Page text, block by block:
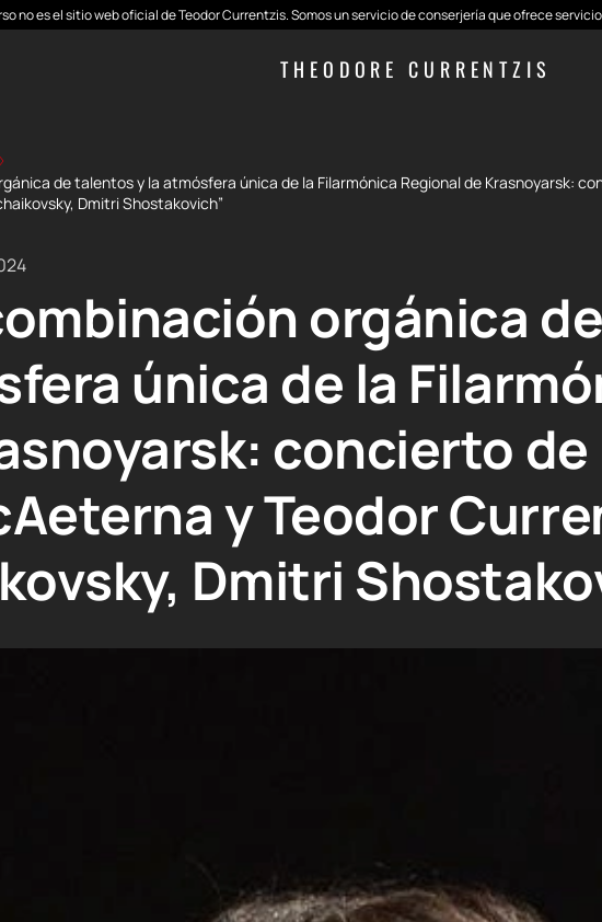
no es el sitio web oficial de Teodor Currentzis. Somos un servicio de conserjería que ofrece
THEODORE CURRENTZIS
de talentos y la atmósfera única de la Filarmónica Regional de Krasnoyarsk:
Dmitri Shostakovich”
orgánica
única de la
concierto
y Teodor
Dmitri